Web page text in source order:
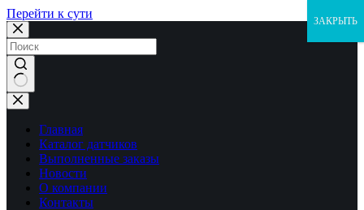
Перейти к сути
Ничего
не
найденоГлавная
Каталог датчиков
Выполненные заказы
Новости
О компании
Контакты
ЗАКРЫТЬ